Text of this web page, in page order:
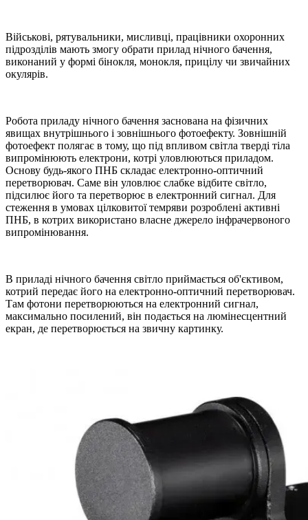
Військові, рятувальники, мисливці, працівники охоронних
підрозділів мають змогу обрати прилад нічного бачення,
виконаний у формі бінокля, монокля, прицілу чи звичайних
окулярів.
Робота приладу нічного бачення заснована на фізичних
явищах внутрішнього і зовнішнього фотоефекту. Зовнішній
фотоефект полягає в тому, що під впливом світла тверді тіла
випромінюють електрони, котрі уловлюються приладом.
Основу будь-якого ПНБ складає електронно-оптичний
перетворювач. Саме він уловлює слабке відбите світло,
підсилює його та перетворює в електронний сигнал. Для
стеження в умовах цілковитої темряви розроблені активні
ПНБ, в котрих використано власне джерело інфрачервоного
випромінювання.
В приладі нічного бачення світло приймається об'єктивом,
котрий передає його на електронно-оптичний перетворювач.
Там фотони перетворюються на електронний сигнал,
максимально посилений, він подається на люмінесцентний
екран, де перетворюється на звичну картинку.